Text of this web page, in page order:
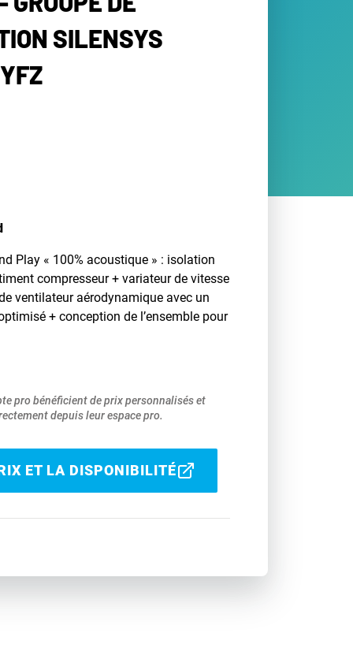
SILENSYS
Play « 100% acoustique » : isolation
compresseur + variateur de vitesse
ventilateur aérodynamique avec un
+ conception de l’ensemble pour
pro bénéficient de prix personnalisés et
depuis leur espace pro.
ET LA DISPONIBILITÉ